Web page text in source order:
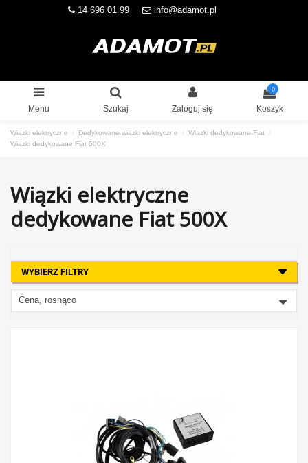
14 696 01 99 info@adamot.pl
Menu Szukaj Zaloguj się
0
Koszyk
Wiązki elektryczne Dedykowane wiązki elektryczne
Wiązki dedykowane Fiat
Wiązki dedykowane Fiat 500X
Wiązki elektryczne
dedykowane Fiat 500X
WYBIERZ FILTRY
Cena, rosnąco